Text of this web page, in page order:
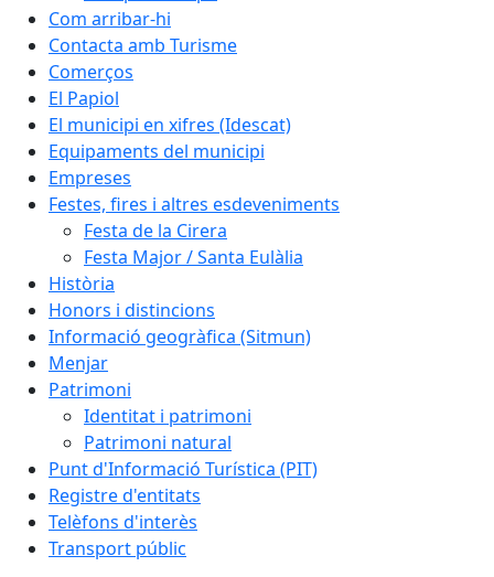
Com arribar-hi
Contacta amb Turisme
Comerços
El Papiol
El municipi en xifres (Idescat)
Equipaments del municipi
Empreses
Festes, fires i altres esdeveniments
Festa de la Cirera
Festa Major / Santa Eulàlia
Història
Honors i distincions
Informació geogràfica (Sitmun)
Menjar
Patrimoni
Identitat i patrimoni
Patrimoni natural
Punt d'Informació Turística (PIT)
Registre d'entitats
Telèfons d'interès
Transport públic